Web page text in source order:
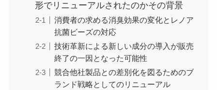
形でリニューアルされたのかその背景
消費者の求める消臭効果の変化とレノア
抗菌ビーズの対応
技術革新による新しい成分の導入が販売
終了の一因となった可能性
競合他社製品との差別化を図るためのブ
ランド戦略としてのリニューアル